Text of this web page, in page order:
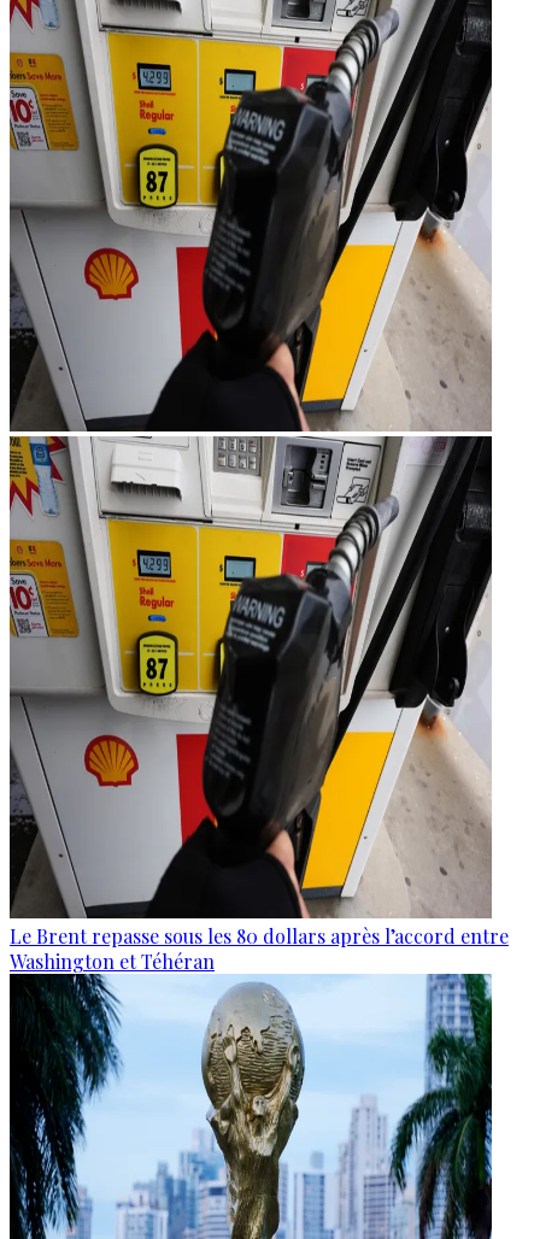
Le Brent repasse sous les 80 dollars après l’accord entre
Washington et Téhéran